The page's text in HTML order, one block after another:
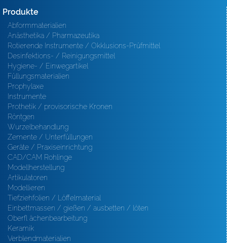
Produkte
Abformmaterialien
Anästhetika / Pharmazeutika
Rotierende Instrumente / Okklusions-Prüfmittel
Desinfektions- / Reinigungsmittel
Hygiene- / Einwegartikel
Füllungsmaterialien
Prophylaxe
Instrumente
Prothetik / provisorische Kronen
Röntgen
Wurzelbehandlung
Zemente / Unterfüllungen
Geräte / Praxiseinrichtung
CAD/CAM Rohlinge
Modellherstellung
Artikulatoren
Modellieren
Tiefziehfolien / Löffelmaterial
Einbettmassen / gießen / ausbetten / löten
Oberfl ächenbearbeitung
Keramik
Verblendmaterialien